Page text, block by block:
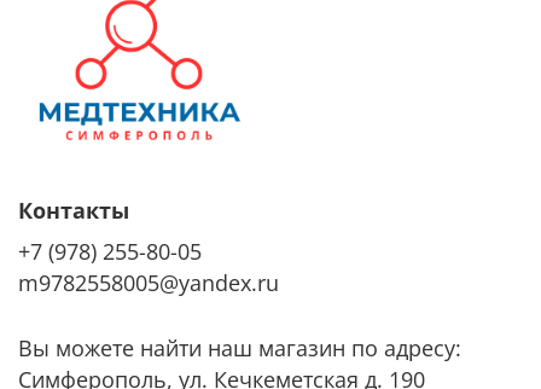
Контакты
+7 (978) 255-80-05
m9782558005@yandex.ru
Вы можете найти наш магазин по адресу:
Симферополь, ул. Кечкеметская д. 190